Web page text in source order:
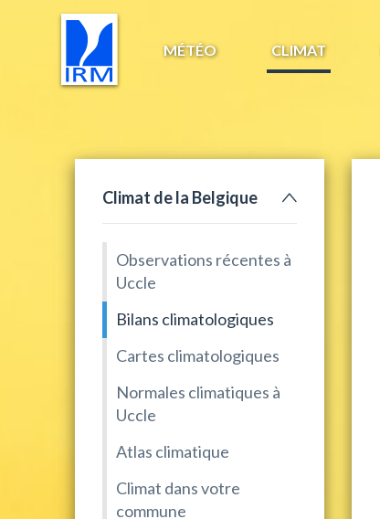
MÉTÉO CLIMAT
Climat de la Belgique
Observations récentes à
Uccle
Bilans climatologiques
Cartes climatologiques
Normales climatiques à
Uccle
Atlas climatique
Climat dans votre
commune